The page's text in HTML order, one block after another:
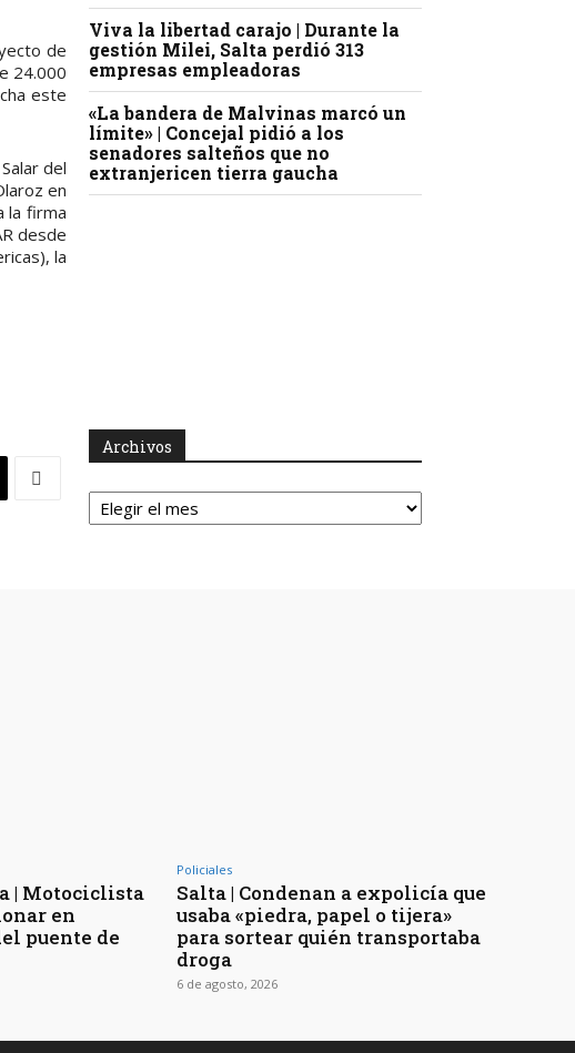
de
24.000
este
del
en
la firma
desde
la
Viva la libertad carajo | Durante la
gestión Milei, Salta perdió 313
empresas empleadoras
«La bandera de Malvinas marcó un
límite» | Concejal pidió a los
senadores salteños que no
extranjericen tierra gaucha
Archivos
Archivos
| Motociclista
en
puente de
Policiales
Salta | Condenan a expolicía que
usaba «piedra, papel o tijera»
para sortear quién transportaba
droga
6 de agosto, 2026